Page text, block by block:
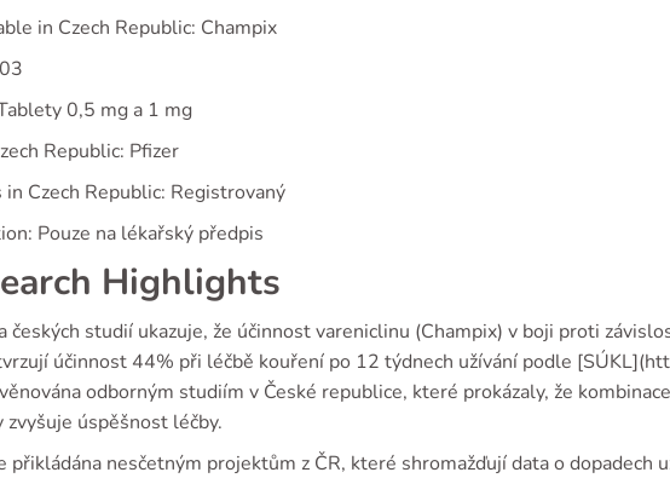
in Czech Republic: Champix
0,5 mg a 1 mg
Republic: Pfizer
Czech Republic: Registrovaný
Pouze na lékařský předpis
Highlights
českých studií ukazuje, že účinnost vareniclinu (Champix) v boji proti
účinnost 44% při léčbě kouření po 12 týdnech užívání podle
odborným studiím v České republice, které prokázaly, že
úspěšnost léčby.
přikládána nesčetným projektům z ČR, které shromažďují data o dopadech